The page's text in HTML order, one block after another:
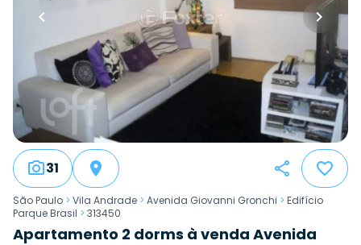
31
São Paulo > Vila Andrade > Avenida Giovanni Gronchi > Edifício
Parque Brasil > 313450
Apartamento 2 dorms à venda Avenida